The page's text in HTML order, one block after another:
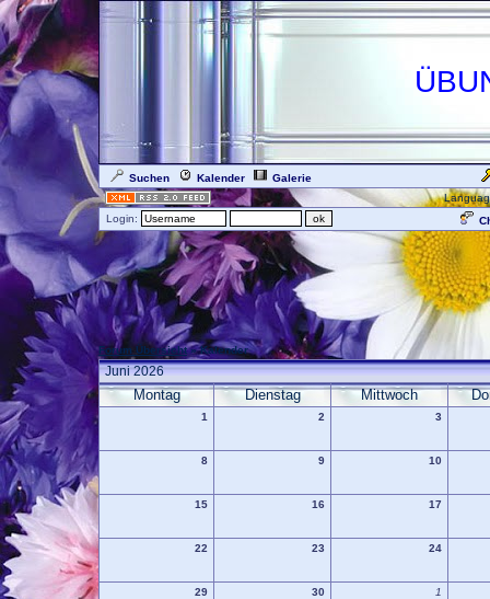
Suchen Kalender
Galerie
Login:
Forum Übersicht» Kalender
Juni 2026
Montag Dienstag Mittwoch
1 2 3
8 9 10
15 16 17
22 23 24
29 30 1